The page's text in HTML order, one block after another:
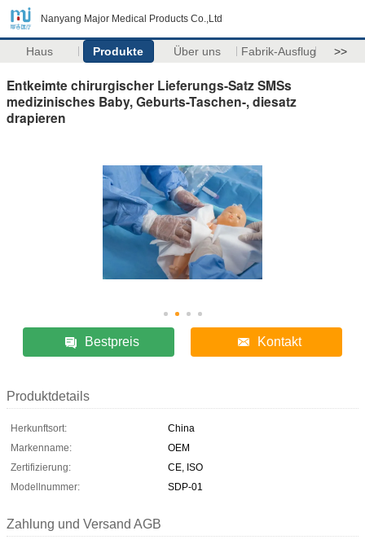
Nanyang Major Medical Products Co.,Ltd
Haus Produkte Über uns Fabrik-Ausflug >>
Entkeimte chirurgischer Lieferungs-Satz SMSs
medizinisches Baby, Geburts-Taschen-, diesatz
drapieren
Bestpreis Kontakt
Produktdetails
Herkunftsort:
China
Markenname:
OEM
Zertifizierung:
CE, ISO
Modellnummer:
SDP-01
Zahlung und Versand AGB